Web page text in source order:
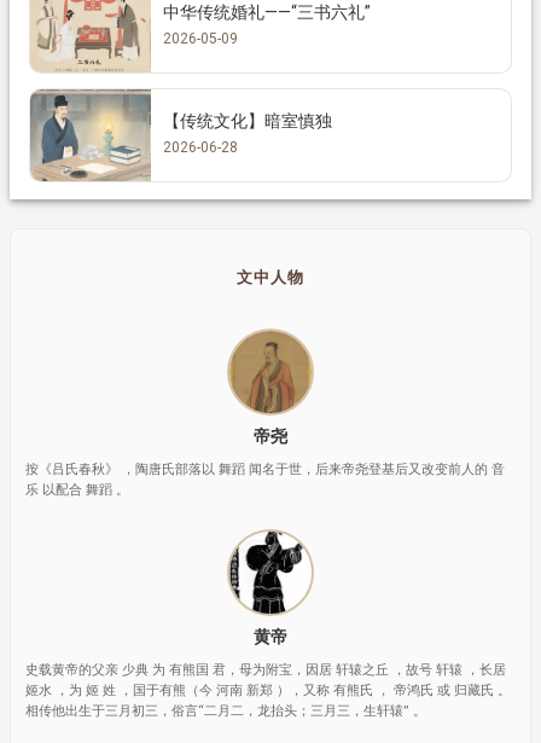
中华传统婚礼——“三书六礼”
2026-05-09
【传统文化】暗室慎独
2026-06-28
文中人物
帝尧
按《吕氏春秋》 ，陶唐氏部落以 舞蹈 闻名于世，后来帝尧登基后又改变前人的 音
乐 以配合 舞蹈 。
黄帝
史载黄帝的父亲 少典 为 有熊国 君，母为附宝，因居 轩辕之丘 ，故号 轩辕 ，长居
姬水 ，为 姬 姓 ，国于有熊（今 河南 新郑 ），又称 有熊氏 ， 帝鸿氏 或 归藏氏 。
相传他出生于三月初三，俗言“二月二，龙抬头；三月三，生轩辕” 。